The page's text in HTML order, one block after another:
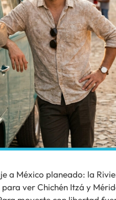
a México planeado: la
ver Chichén Itzá y